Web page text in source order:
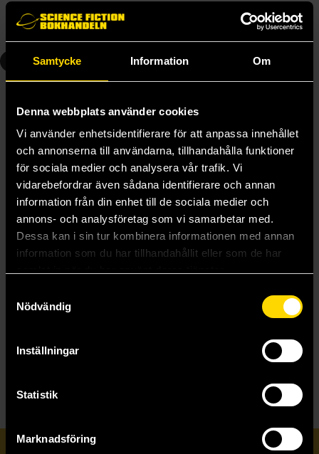
Samtycke Information Om
Denna webbplats använder cookies
Vi använder enhetsidentifierare för att anpassa innehållet
och annonserna till användarna, tillhandahålla funktioner
för sociala medier och analysera vår trafik. Vi
vidarebefordrar även sådana identifierare och annan
information från din enhet till de sociala medier och
annons- och analysföretag som vi samarbetar med.
Dessa kan i sin tur kombinera informationen med annan
information som du har tillhandahållit eller som de har
Nödvändig
Inställningar
Statistik
Marknadsföring
Beställ
Kingdom Vol. 5 (Japansk)
32 kr
Beställ